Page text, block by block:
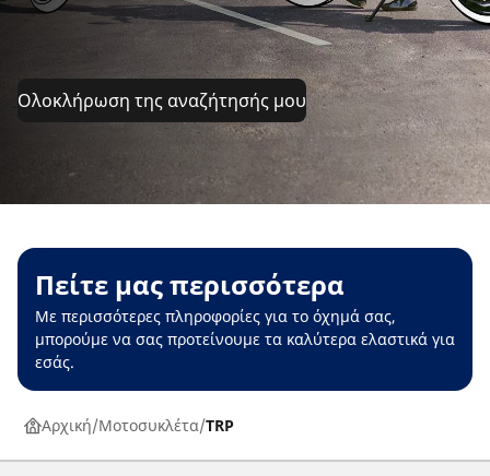
Ολοκλήρωση της αναζήτησής μου
Πείτε μας περισσότερα
Με περισσότερες πληροφορίες για το όχημά σας,
μπορούμε να σας προτείνουμε τα καλύτερα ελαστικά για
εσάς.
Αρχική Μοτοσυκλέτα TRP